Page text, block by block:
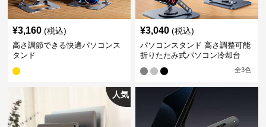
¥3,160 (税込)
高さ調節できる快適パソコンス
タンド
¥3,040 (税込)
パソコンスタンド 高さ調整可能
折りたたみ式パソコン冷却台
全3色
人気